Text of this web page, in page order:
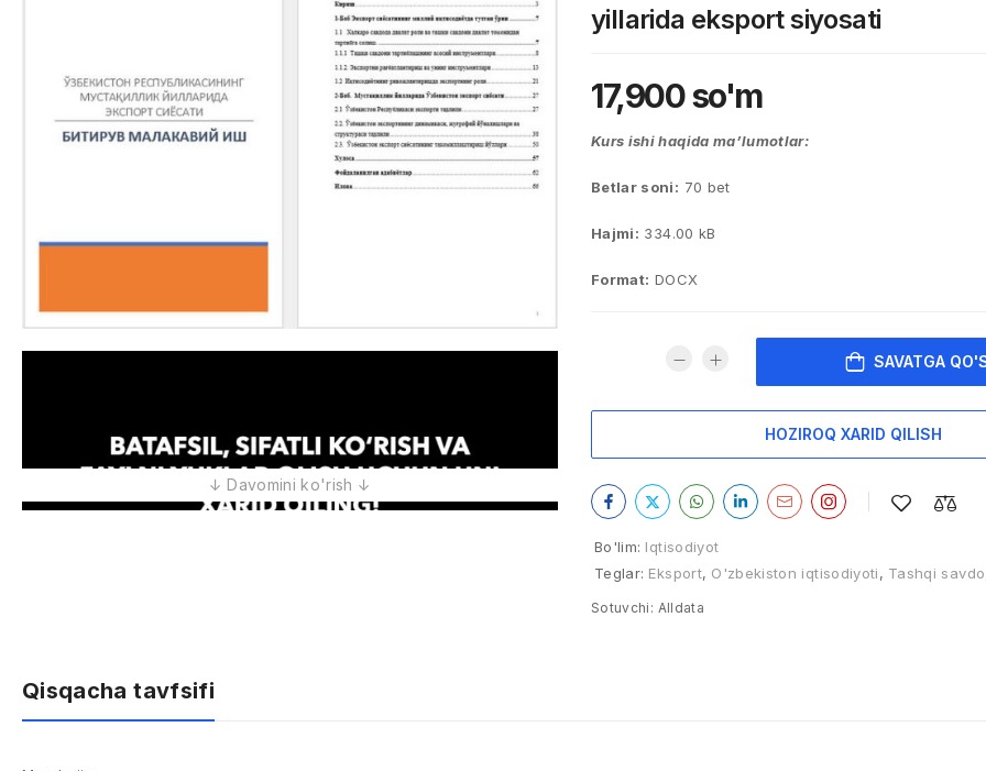
yillarida eksport siyosati
17,900so'm
Kurs ishi haqida ma’lumotlar:
Betlar soni: 70 bet
Hajmi: 334.00 kB
Format: DOCX
SAVATGA
HOZIROQ XARID QILISH
Bo'lim: Iqtisodiyot
Teglar: Eksport, O'zbekiston iqtisodiyoti, Tashqi savdo
Sotuvchi: Alldata
Qisqacha tavfsifi